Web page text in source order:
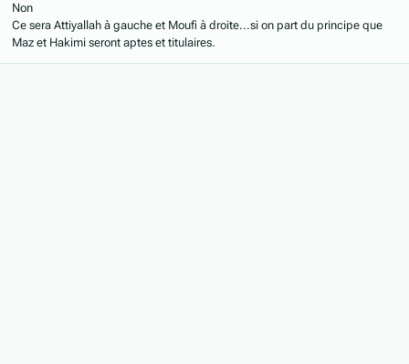
Non
Ce sera Attiyallah à gauche et Moufi à droite...si on part du principe que
Maz et Hakimi seront aptes et titulaires.